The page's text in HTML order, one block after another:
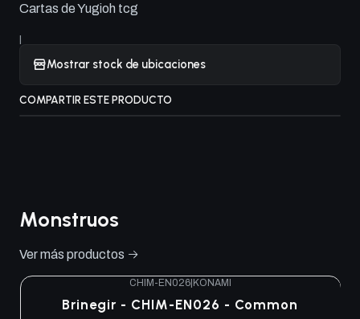
Cartas de Yugioh tcg
|
Mostrar stock de ubicaciones
COMPARTIR ESTE PRODUCTO
Monstruos
Ver más productos
CHIM-EN026|KONAMI
Brinegir - CHIM-EN026 - Common